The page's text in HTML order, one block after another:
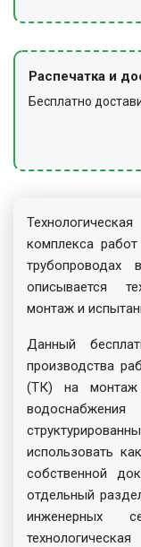
Распечатка и
Бесплатно
комплекса
описывается
монтаж и
Данный
производства
(ТК) на монтаж
использовать
собственной
отдельный
инженерных